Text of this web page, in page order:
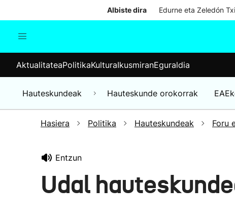
Albiste dira Edurne eta Zeledón
Munduko albisteak
Hauteskundeak
AktualitateaPolitikaKulturaIkusmiranEguraldia
Hauteskundeak Hauteskunde orokorrak
Hasiera Politika Hauteskundeak Foru
Entzun
Udal